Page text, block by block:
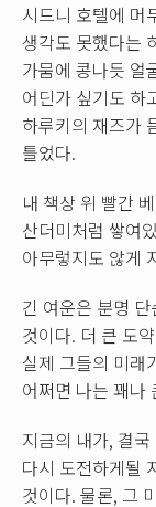
시드니 호텔에 머
생각도 못했다는
가뭄에 콩나듯 얼
어딘가 싶기도 하
하루키의 재즈가
틀었다.
내 책상 위 빨간
산더미처럼 쌓여
아무렇지도 않게
긴 여운은 분명
것이다. 더 큰 도
실제 그들의 미래
어쩌면 나는 꽤나
지금의 내가, 결
다시 도전하게될
것이다. 물론, 그